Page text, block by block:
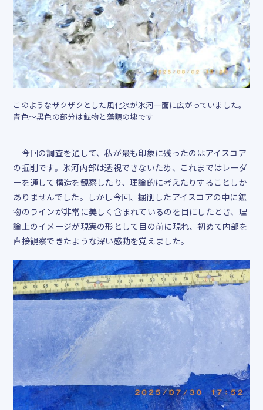
このようなザクザクとした風化氷が氷河一面に広がっていました。
青色〜黒色の部分は鉱物と藻類の塊です
今回の調査を通して、私が最も印象に残ったのはアイスコア
の掘削です。氷河内部は透視できないため、これまではレーダ
ーを通して構造を観察したり、理論的に考えたりすることしか
ありませんでした。しかし今回、掘削したアイスコアの中に鉱
物のラインが非常に美しく含まれているのを目にしたとき、理
論上のイメージが現実の形として目の前に現れ、初めて内部を
直接観察できたような深い感動を覚えました。